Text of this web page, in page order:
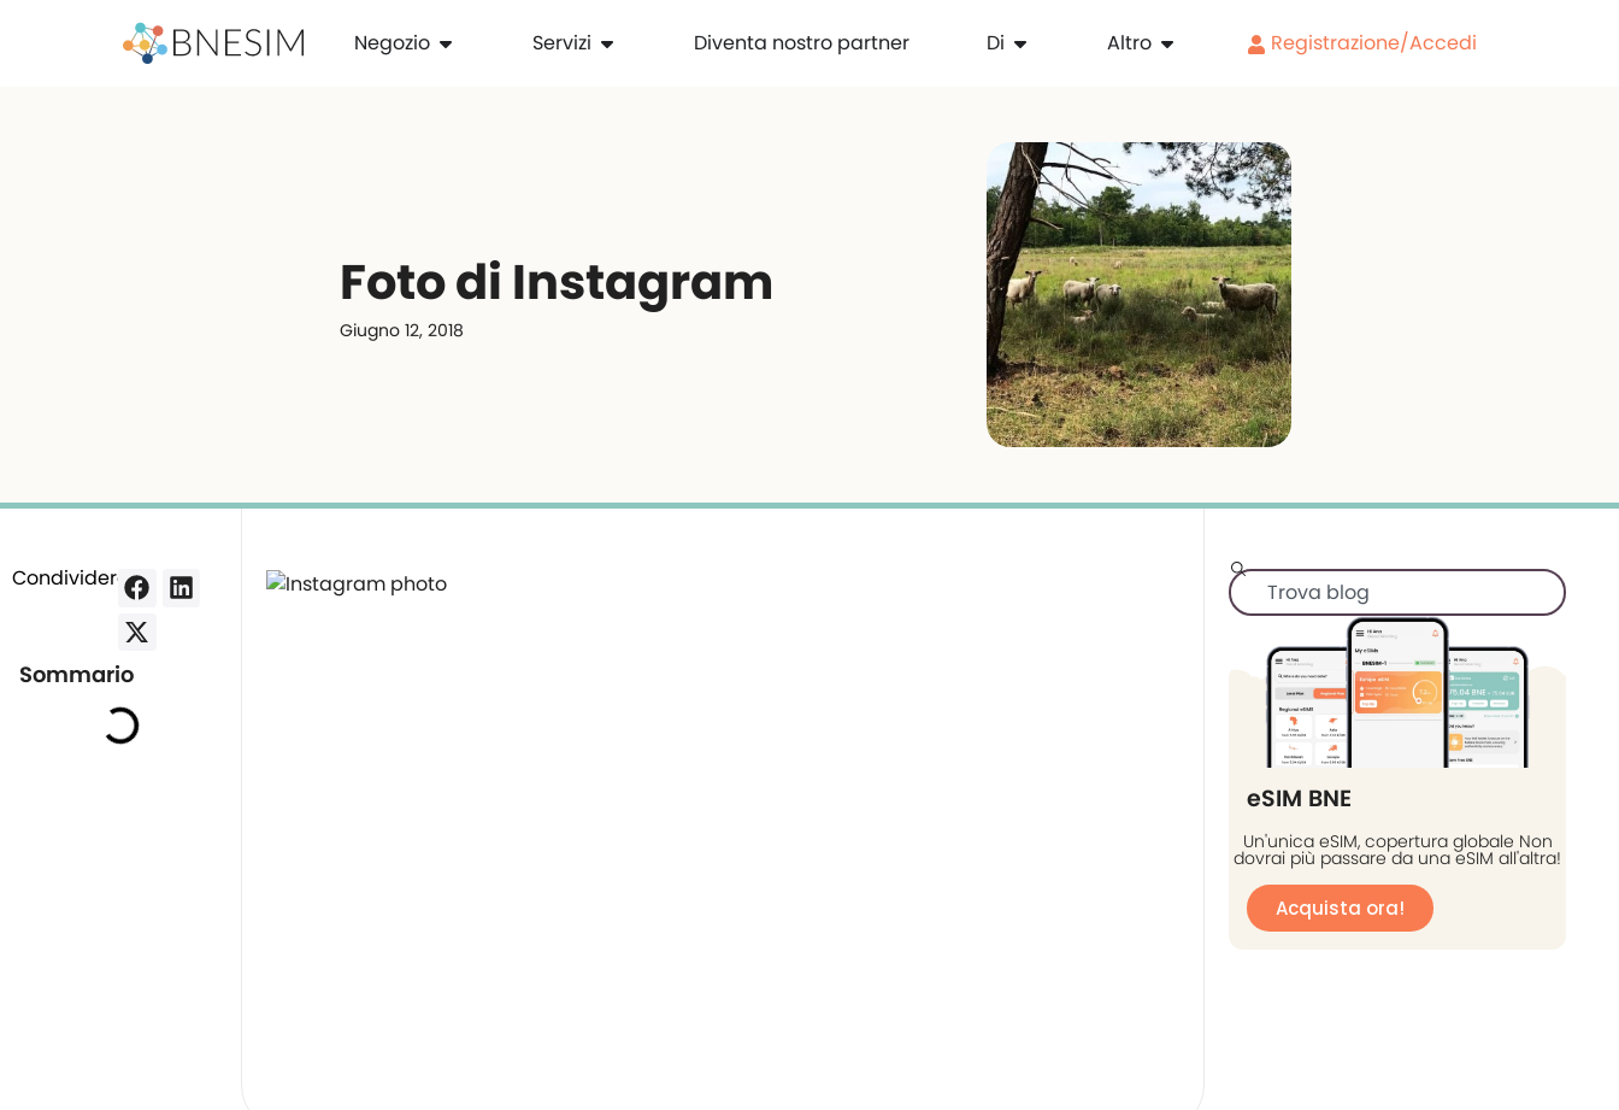
Negozio Servizi Diventa nostro partner Di Altro Registrazione/Accedi
Foto di Instagram
Giugno 12, 2018
Condividere:
Sommario
eSIM BNE
Un'unica eSIM, copertura globale Non
dovrai più passare da una eSIM all'altra!
Acquista ora!